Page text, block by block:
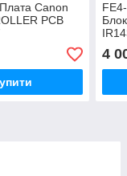
Canon
PCB
4